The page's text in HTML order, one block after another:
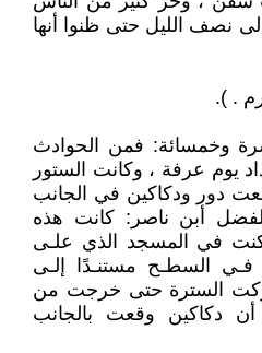
نصف الليل حتى ظنوا أنها
. )‏.‏
وخمسائة: فمن الحوادث
يوم عرفة ، وكانت الستور
دور ودكاكين في الجانب
أبن ناصر‏:‏ كانت هذه
في المسجد الذي علـى
فـي السطـح مستنـدًا إلـى
السترة حتى خرجت من
أن دكاكين وقعت بالجانب